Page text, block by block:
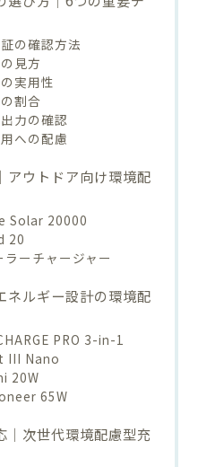
の確認方法
見方
実用性
割合
力の確認
への配慮
アウトドア向け環境配
Solar 20000
20
ーチャージャー
ネルギー設計の環境配
PRO 3-in-1
III Nano
20W
65W
｜次世代環境配慮型充